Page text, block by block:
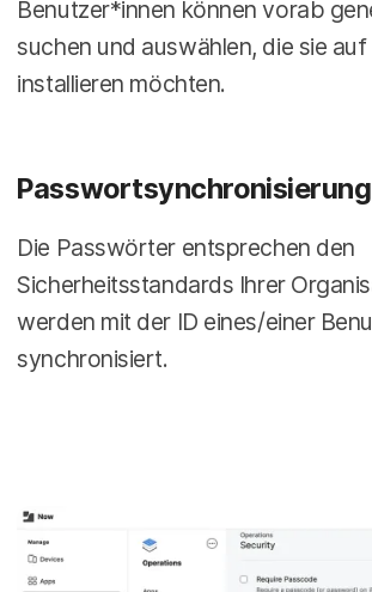
Benutzer*innen können vorab
suchen und auswählen, die sie
installieren möchten.
Passwortsynchronisierung
Die Passwörter entsprechen den
Sicherheitsstandards Ihrer
werden mit der ID eines/einer
synchronisiert.